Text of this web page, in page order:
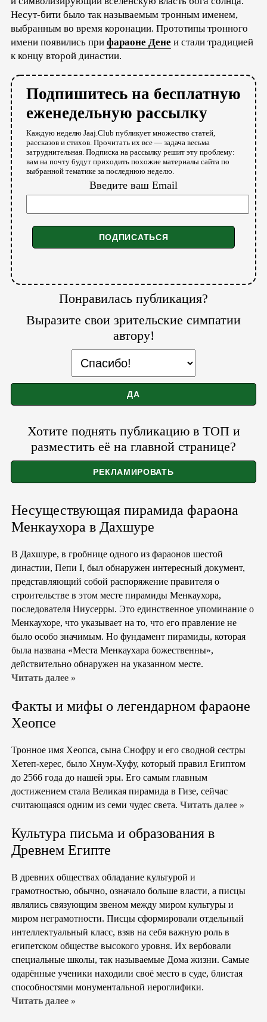
Несут-бити было так называемым тронным именем,
выбранным во время коронации. Прототипы тронного
имени появились при фараоне Дене и стали традицией
к концу второй династии.
Подпишитесь на бесплатную
еженедельную рассылку
Каждую неделю Jaaj.Club публикует множество статей,
рассказов и стихов. Прочитать их все — задача весьма
затруднительная. Подписка на рассылку решит эту проблему:
вам на почту будут приходить похожие материалы сайта по
выбранной тематике за последнюю неделю.
Введите ваш Email
Понравилась публикация?
Выразите свои зрительские симпатии
автору!
Хотите поднять публикацию в ТОП и
разместить её на главной странице?
Несуществующая пирамида фараона
Менкаухора в Дахшуре
В Дахшуре, в гробнице одного из фараонов шестой
династии, Пепи I, был обнаружен интересный документ,
представляющий собой распоряжение правителя о
строительстве в этом месте пирамиды Менкаухора,
последователя Ниусерры. Это единственное упоминание о
Менкаухоре, что указывает на то, что его правление не
было особо значимым. Но фундамент пирамиды, которая
была названа «Места Менкаухара божественны»,
действительно обнаружен на указанном месте.
Читать далее »
Факты и мифы о легендарном фараоне
Хеопсе
Тронное имя Хеопса, сына Снофру и его сводной сестры
Хетеп-херес, было Хнум-Хуфу, который правил Египтом
до 2566 года до нашей эры. Его самым главным
достижением стала Великая пирамида в Гизе, сейчас
считающаяся одним из семи чудес света. Читать далее »
Культура письма и образования в
Древнем Египте
В древних обществах обладание культурой и
грамотностью, обычно, означало больше власти, а писцы
являлись связующим звеном между миром культуры и
миром неграмотности. Писцы сформировали отдельный
интеллектуальный класс, взяв на себя важную роль в
египетском обществе высокого уровня. Их вербовали
специальные школы, так называемые Дома жизни. Самые
одарённые ученики находили своё место в суде, блистая
способностями монументальной иероглифики.
Читать далее »